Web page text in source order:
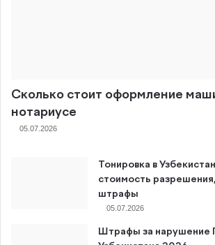
Сколько стоит оформление
нотариусе
05.07.2026
Тонировка в
стоимость
штрафы
05.07.2026
Штрафы за